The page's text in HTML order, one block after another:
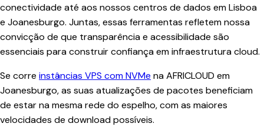
conectividade até aos nossos centros de dados em Lisboa
e Joanesburgo. Juntas, essas ferramentas refletem nossa
convicção de que transparência e acessibilidade são
essenciais para construir confiança em infraestrutura cloud.
Se corre instâncias VPS com NVMe na AFRICLOUD em
Joanesburgo, as suas atualizações de pacotes beneficiam
de estar na mesma rede do espelho, com as maiores
velocidades de download possíveis.